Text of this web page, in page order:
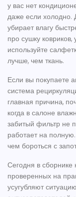
у вас нет
даже если холодно.
убирает влагу
про сушку
используйте
лучше, чем ткань.
Если вы покупаете
система
главная причина,
когда в салоне
забитый фильтр не
работает на
чем бороться с
Сегодня в сборнике
проверенных на
усугубляют